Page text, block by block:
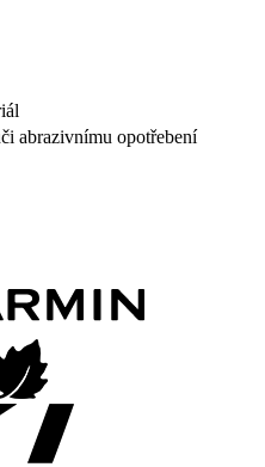
abrazivnímu opotřebení